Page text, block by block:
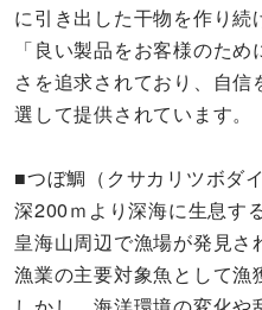
に引き出した干物を作り続
「良い製品をお客様のた
さを追求されており、自
選して提供されています。
■つぼ鯛（クサカリツボダ
深200ｍより深海に生息す
皇海山周辺で漁場が発見
漁業の主要対象魚として漁